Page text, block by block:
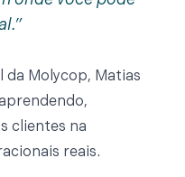
da Molycop, Matias
clientes na
reais.